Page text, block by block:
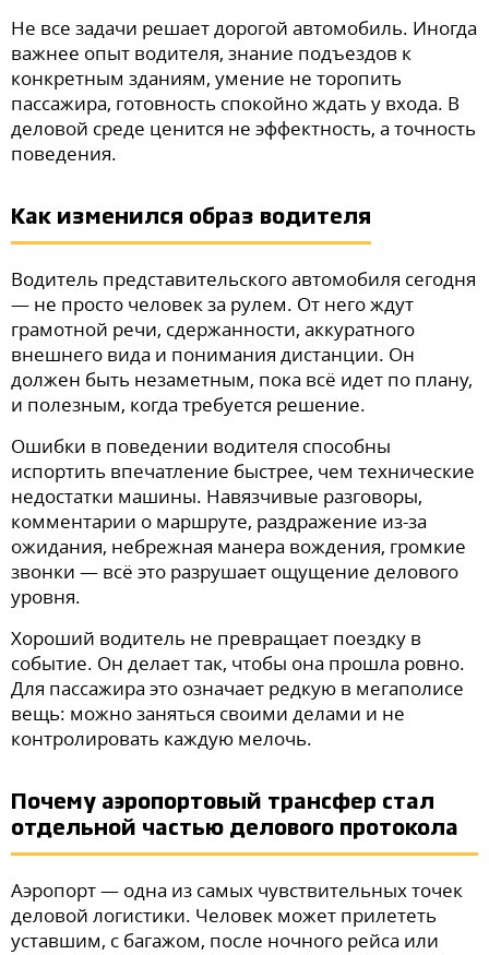
Не все задачи решает дорогой автомобиль. Иногда
важнее опыт водителя, знание подъездов к
конкретным зданиям, умение не торопить
пассажира, готовность спокойно ждать у входа. В
деловой среде ценится не эффектность, а точность
поведения.
Как изменился образ водителя
Водитель представительского автомобиля сегодня
— не просто человек за рулем. От него ждут
грамотной речи, сдержанности, аккуратного
внешнего вида и понимания дистанции. Он
должен быть незаметным, пока всё идет по плану,
и полезным, когда требуется решение.
Ошибки в поведении водителя способны
испортить впечатление быстрее, чем технические
недостатки машины. Навязчивые разговоры,
комментарии о маршруте, раздражение из-за
ожидания, небрежная манера вождения, громкие
звонки — всё это разрушает ощущение делового
уровня.
Хороший водитель не превращает поездку в
событие. Он делает так, чтобы она прошла ровно.
Для пассажира это означает редкую в мегаполисе
вещь: можно заняться своими делами и не
контролировать каждую мелочь.
Почему аэропортовый трансфер стал
отдельной частью делового протокола
Аэропорт — одна из самых чувствительных точек
деловой логистики. Человек может прилететь
уставшим, с багажом, после ночного рейса или